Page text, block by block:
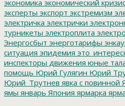
экономика экономический
эксперты экспорт экстремизм
электричка электрички
турникеты электроплита
Энергосбыт энерготарифы
ситуация эпидемия
инспекторы движения юные
помощь Юрий Гулягин Юрий
Юрий_Трутнев явка с повинной
ямы январь Япония ярмарка